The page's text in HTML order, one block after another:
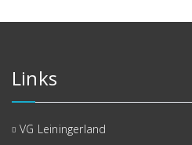
Links
VG Leiningerland